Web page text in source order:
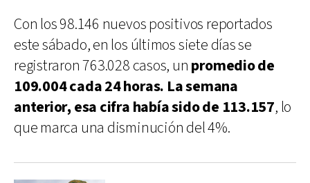
Con los 98.146 nuevos positivos reportados
este sábado, en los últimos siete días se
registraron 763.028 casos, un promedio de
109.004 cada 24 horas. La semana
anterior, esa cifra había sido de 113.157, lo
que marca una disminución del 4%.